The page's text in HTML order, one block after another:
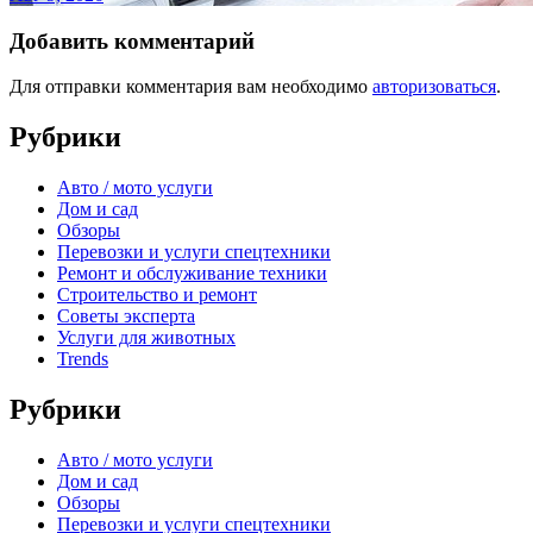
Добавить комментарий
Для отправки комментария вам необходимо авторизоваться.
Рубрики
Авто / мото услуги
Дом и сад
Обзоры
Перевозки и услуги спецтехники
Ремонт и обслуживание техники
Строительство и ремонт
Советы эксперта
Услуги для животных
Trends
Рубрики
Авто / мото услуги
Дом и сад
Обзоры
Перевозки и услуги спецтехники